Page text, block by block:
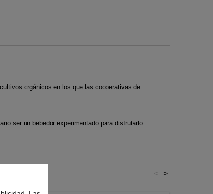
orgánicos en los que las cooperativas de
ser un bebedor experimentado para disfrutarlo.
>
<